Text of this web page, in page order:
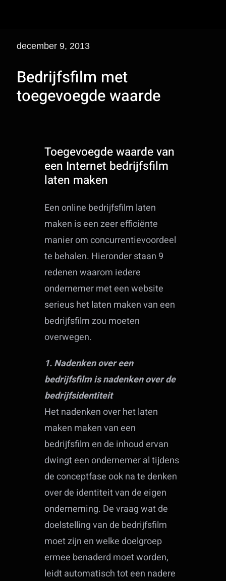
december 9, 2013
Bedrijfsfilm met
toegevoegde waarde
Toegevoegde waarde van
een Internet bedrijfsfilm
laten maken
Een online bedrijfsfilm laten
maken is een zeer efficiënte
manier om concurrentievoordeel
te behalen. Hieronder staan 9
redenen waarom iedere
ondernemer met een website
serieus het laten maken van een
bedrijfsfilm zou moeten
overwegen.
1. Nadenken over een
bedrijfsfilm is nadenken over de
bedrijfsidentiteit
Het nadenken over het laten
maken maken van een
bedrijfsfilm en de inhoud ervan
dwingt een ondernemer al tijdens
de conceptfase ook na te denken
over de identiteit van de eigen
onderneming. De vraag wat de
doelstelling van de bedrijfsfilm
moet zijn en welke doelgroep
ermee benaderd moet worden,
leidt automatisch tot een nadere